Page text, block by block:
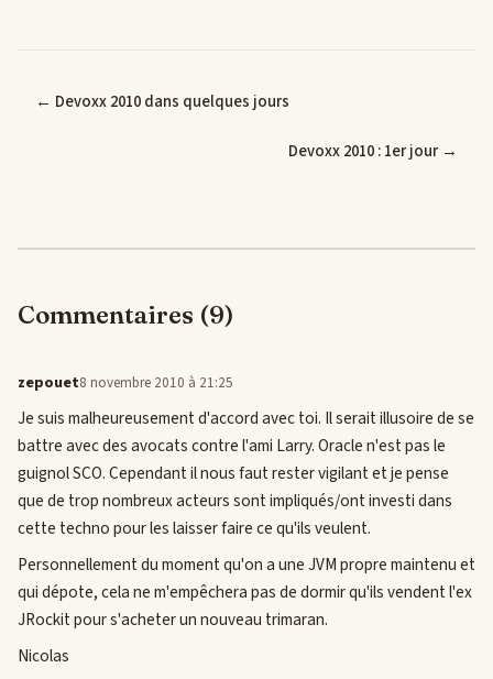
← Devoxx 2010 dans quelques jours
Devoxx 2010 : 1er jour →
Commentaires (9)
zepouet8 novembre 2010 à 21:25
Je suis malheureusement d'accord avec toi. Il serait illusoire de se
battre avec des avocats contre l'ami Larry. Oracle n'est pas le
guignol SCO. Cependant il nous faut rester vigilant et je pense
que de trop nombreux acteurs sont impliqués/ont investi dans
cette techno pour les laisser faire ce qu'ils veulent.
Personnellement du moment qu'on a une JVM propre maintenu et
qui dépote, cela ne m'empêchera pas de dormir qu'ils vendent l'ex
JRockit pour s'acheter un nouveau trimaran.
Nicolas